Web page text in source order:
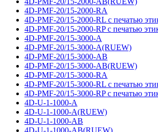
4D-PMF-20/15-2000-RA
4D-PMF-20/15-2000-RL с печатью
4D-PMF-20/15-2000-RP с печатью
4D-PMF-20/15-3000-A
4D-PMF-20/15-3000-A(RUEW)
4D-PMF-20/15-3000-AB
4D-PMF-20/15-3000-AB(RUEW)
4D-PMF-20/15-3000-RA
4D-PMF-20/15-3000-RL с печатью
4D-PMF-20/15-3000-RP с печатью
4D-U-1-1000-A
4D-U-1-1000-A(RUEW)
4D-U-1-1000-AB